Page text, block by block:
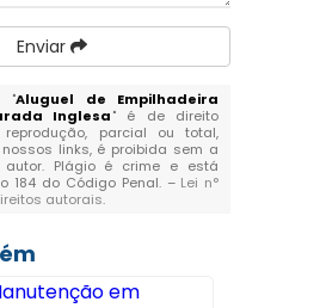
Enviar
"Aluguel de Empilhadeira
Inglesa" é de direito
reprodução, parcial ou total,
links, é proibida sem a
autor. Plágio é crime e está
184 do Código Penal. – Lei n°
autorais.